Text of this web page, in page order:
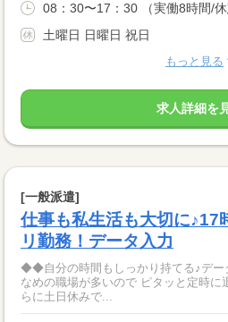
08：30〜17：30 （実働8時間/
土曜日 日曜日 祝日
もっと見る
求人詳細を
[一般派遣]
仕事も私生活も大切に♪17
リ勤務！データ入力
◆◆自分の時間もしっかり持てる♪データ入力◆◆ 残
なめの職場が多いので ピタッと定時
らに土日休みで...